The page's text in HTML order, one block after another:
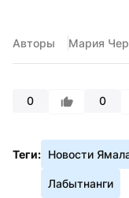
Авторы Мария
0 0
Теги: Новости
Лабытнанги